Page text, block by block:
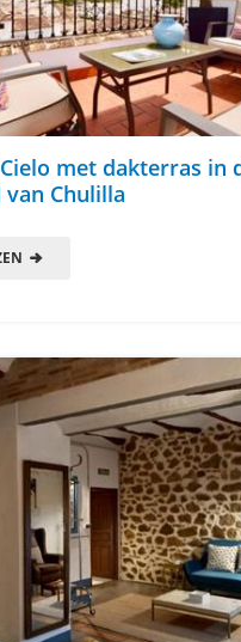
Cielo met dakterras in
Chulilla